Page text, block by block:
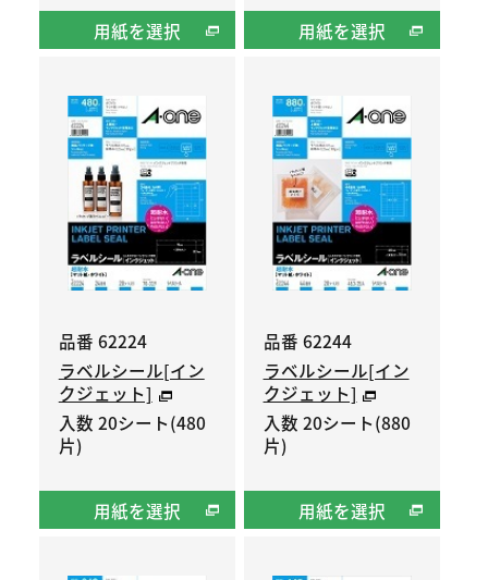
用紙を選択 用紙を選択
品番 62224
ラベルシール[イン
クジェット]
入数 20シート(480
片)
用紙を選択
品番 62244
ラベルシール[イン
クジェット]
入数 20シート(880
片)
用紙を選択